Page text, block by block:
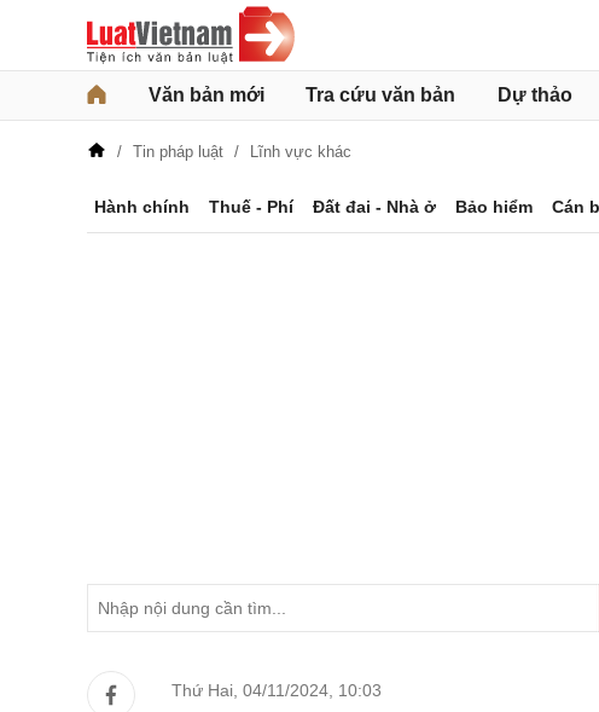
Văn bản mới Tra cứu văn bản Dự thảo
Tin pháp luật Lĩnh vực khác
Hành chính Thuế - Phí Đất đai - Nhà ở Bảo hiểm Cán
Thứ Hai, 04/11/2024 10:03